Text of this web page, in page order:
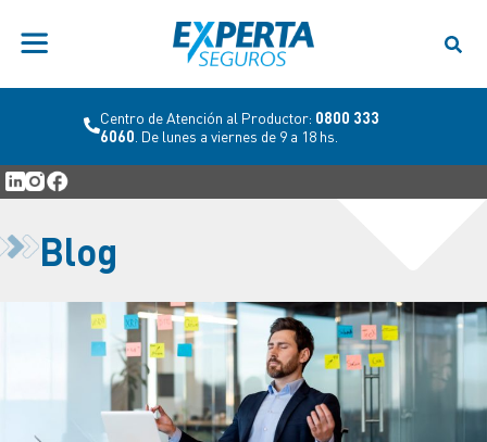
Centro de Atención al Productor: 0800 333
6060 . De lunes a viernes de 9 a 18 hs.
Blog